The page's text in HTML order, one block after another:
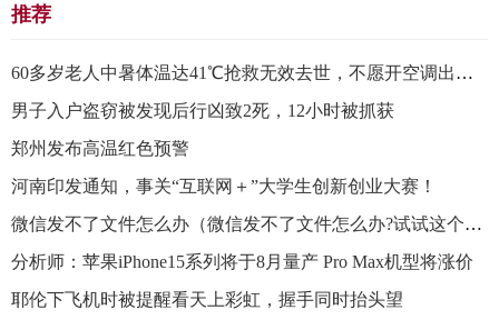
推荐
60多岁老人中暑体温达41℃抢救无效去世，不愿开空调出现食欲不振
男子入户盗窃被发现后行凶致2死，12小时被抓获
郑州发布高温红色预警
河南印发通知，事关“互联网＋”大学生创新创业大赛！
微信发不了文件怎么办（微信发不了文件怎么办?试试这个教程轻松解决!）
分析师：苹果iPhone15系列将于8月量产 Pro Max机型将涨价
耶伦下飞机时被提醒看天上彩虹，握手同时抬头望